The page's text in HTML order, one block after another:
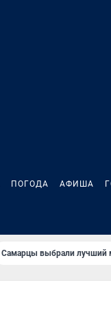
ПОГОДА АФИША
Самарцы выбрали лучший